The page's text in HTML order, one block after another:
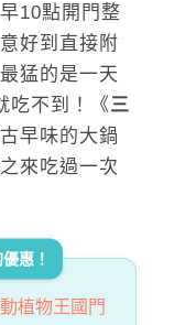
10點開門整
好到直接附
猛的是一天
吃不到！《三
早味的大鍋
來吃過一次
惠！
植物王國門